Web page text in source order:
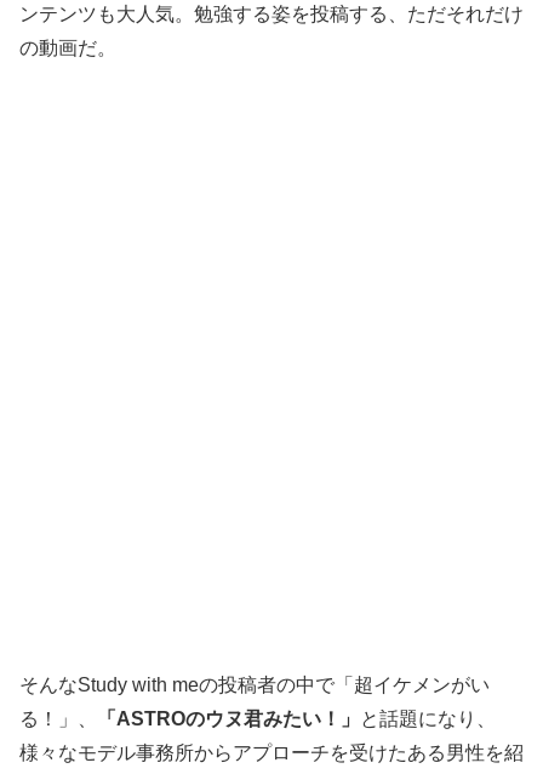
ンテンツも大人気。勉強する姿を投稿する、ただそれだけ
の動画だ。
そんなStudy with meの投稿者の中で「超イケメンがい
る！」、
「ASTROのウヌ君みたい！」
と話題になり、
様々なモデル事務所からアプローチを受けたある男性を紹